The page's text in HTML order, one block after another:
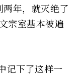
年，就灭绝了
宗室基本被遍
记下了这样一